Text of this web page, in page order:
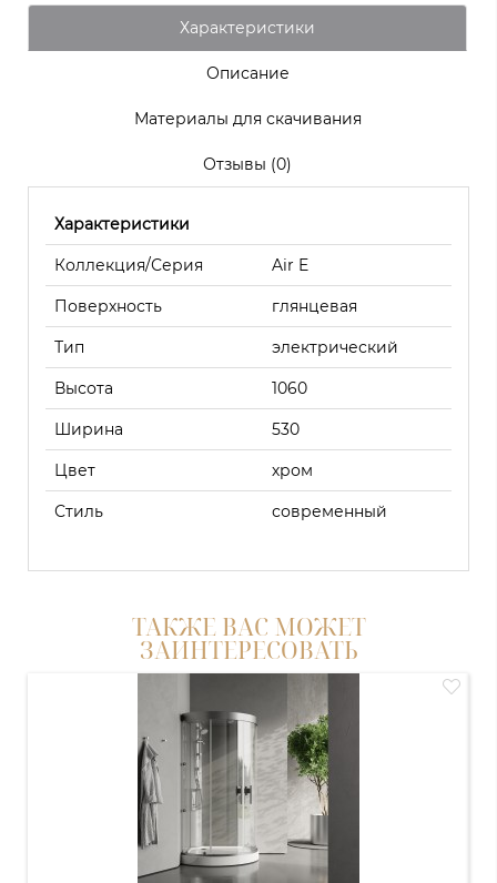
Характеристики
Описание
Материалы для скачивания
Отзывы (0)
Характеристики
Коллекция/Серия Air E
Поверхность глянцевая
Тип электрический
Высота 1060
Ширина 530
Цвет хром
Стиль современный
ТАКЖЕ ВАС МОЖЕТ
ЗАИНТЕРЕСОВАТЬ